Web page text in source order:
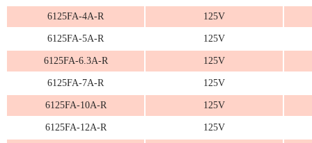
6125FA-4A-R 125V
6125FA-5A-R 125V
6125FA-6.3A-R 125V
6125FA-7A-R 125V
6125FA-10A-R 125V
6125FA-12A-R 125V